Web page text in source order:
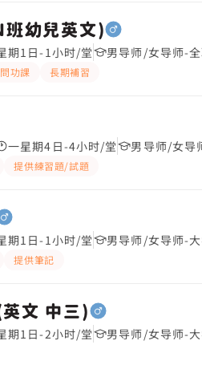
幼兒英文)
期1日-1小时/堂 男导师/女导师-
功課 長期補習
一星期4日-4小时/堂 男导师/女导
提供練習題/試題
期1日-1小时/堂 男导师/女导师-
提供筆記
文 中三)
期1日-2小时/堂 男导师/女导师-